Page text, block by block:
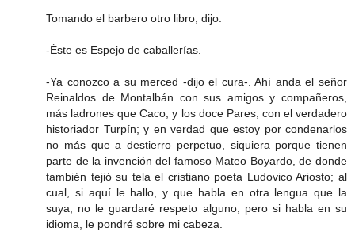
Tomando el barbero otro libro, dijo:
-Éste es Espejo de caballerías.
-Ya conozco a su merced -dijo el cura-. Ahí anda el señor
Reinaldos de Montalbán con sus amigos y compañeros,
más ladrones que Caco, y los doce Pares, con el verdadero
historiador Turpín; y en verdad que estoy por condenarlos
no más que a destierro perpetuo, siquiera porque tienen
parte de la invención del famoso Mateo Boyardo, de donde
también tejió su tela el cristiano poeta Ludovico Ariosto; al
cual, si aquí le hallo, y que habla en otra lengua que la
suya, no le guardaré respeto alguno; pero si habla en su
idioma, le pondré sobre mi cabeza.